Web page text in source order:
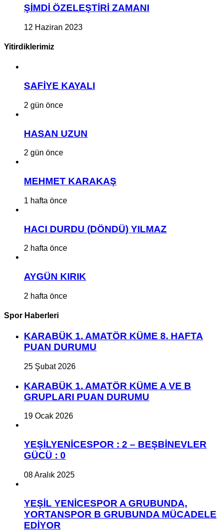
ŞİMDİ ÖZELEŞTİRİ ZAMANI
12 Haziran 2023
Yitirdiklerimiz
SAFİYE KAYALI
2 gün önce
HASAN UZUN
2 gün önce
MEHMET KARAKAŞ
1 hafta önce
HACI DURDU (DÖNDÜ) YILMAZ
2 hafta önce
AYGÜN KIRIK
2 hafta önce
Spor Haberleri
KARABÜK 1. AMATÖR KÜME 8. HAFTA
PUAN DURUMU
25 Şubat 2026
KARABÜK 1. AMATÖR KÜME A VE B
GRUPLARI PUAN DURUMU
19 Ocak 2026
YEŞİLYENİCESPOR : 2 – BEŞBİNEVLER
GÜCÜ : 0
08 Aralık 2025
YEŞİL YENİCESPOR A GRUBUNDA,
YORTANSPOR B GRUBUNDA MÜCADELE
EDİYOR